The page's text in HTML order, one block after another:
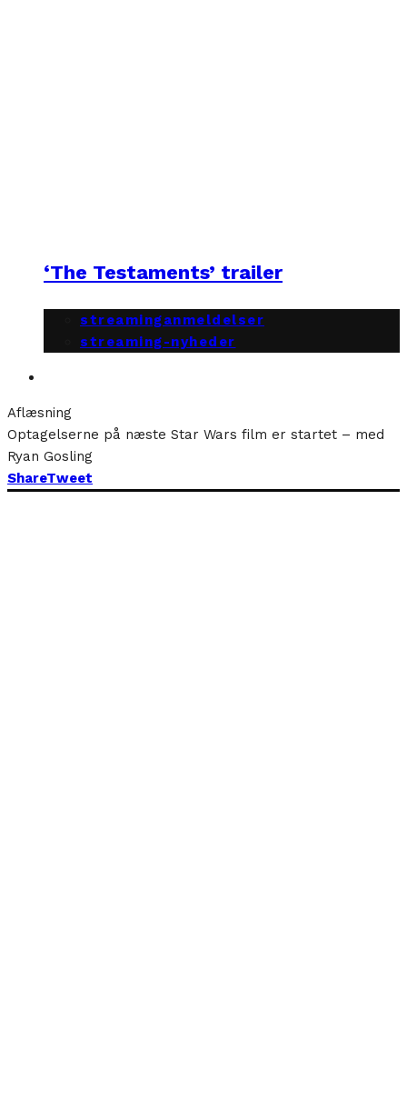
‘The Testaments’ trailer
streaminganmeldelser
streaming-nyheder
Aflæsning
Optagelserne på næste Star Wars film er startet – med
Ryan Gosling
ShareTweet